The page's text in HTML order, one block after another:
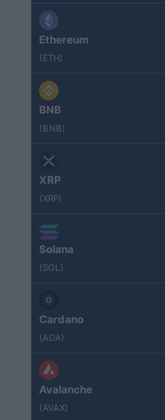
Ethereum
(ETH)
BNB
(BNB)
XRP
(XRP)
Solana
(SOL)
Cardano
(ADA)
Avalanche
(AVAX)